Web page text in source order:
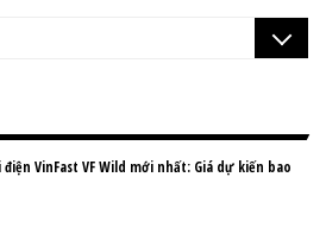
điện VinFast VF Wild mới nhất: Giá dự kiến bao